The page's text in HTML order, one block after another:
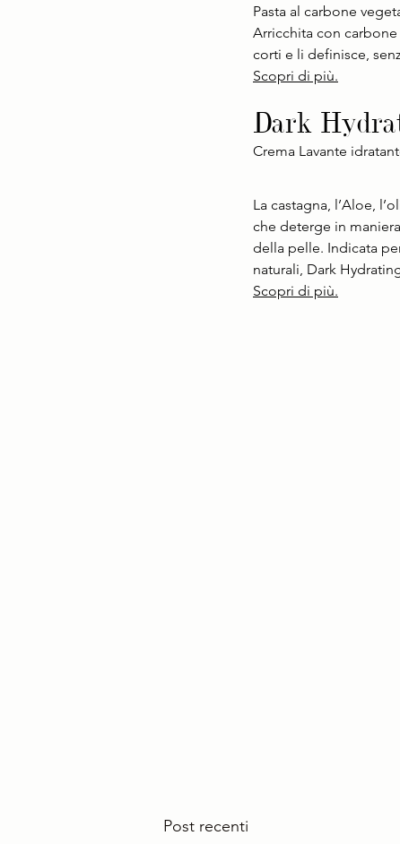
Pasta al carbone
Arricchita con
corti e li definisce,
Scopri di più.
Dark
Crema Lavante
La castagna, l’Aloe,
che deterge in
della pelle. Indicata
naturali, Dark
Scopri di più.
Post recenti